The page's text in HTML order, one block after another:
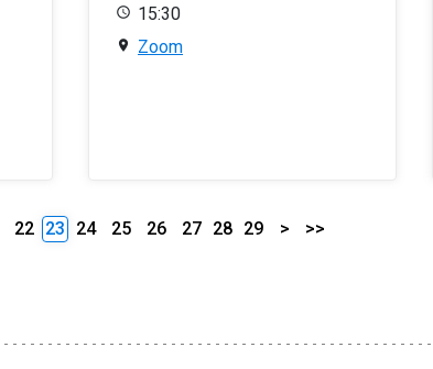
15:30
Zoom
22 23 24 25 26 27 28 29 > >>